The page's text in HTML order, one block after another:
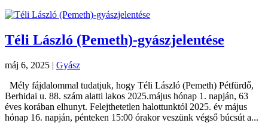
Téli László (Pemeth)-gyászjelentése
máj 6, 2025 | Gyász
Mély fájdalommal tudatjuk, hogy Téli László (Pemeth) Pétfürdő,
Berhidai u. 88. szám alatti lakos 2025.május hónap 1. napján, 63
éves korában elhunyt. Felejthetetlen halottunktól 2025. év május
hónap 16. napján, pénteken 15:00 órakor veszünk végső búcsút a...